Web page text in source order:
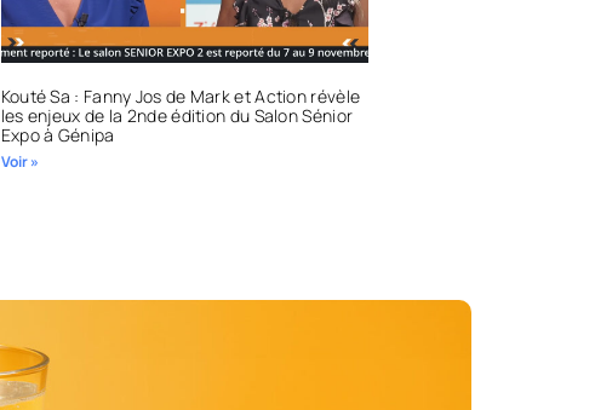
Kouté Sa : Fanny Jos de Mark et Action révèle
les enjeux de la 2nde édition du Salon Sénior
Expo à Génipa
Voir »